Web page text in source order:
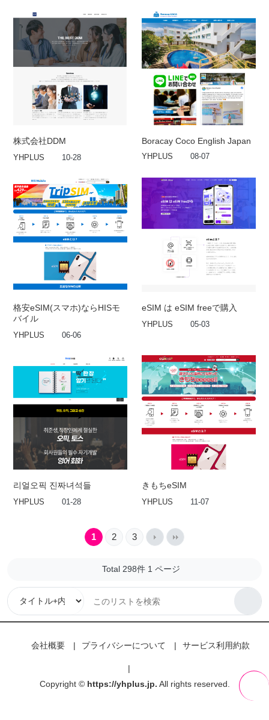
株式会社DDM
YHPLUS 10-28
Boracay Coco English Japan
YHPLUS 08-07
格安eSIM(スマホ)ならHISモ
バイル
YHPLUS 06-06
eSIM は eSIM freeで購入
YHPLUS 05-03
리얼오픽 진짜녀석들
YHPLUS 01-28
きもちeSIM
YHPLUS 11-07
1 2 3
Total 298件1 ページ
会社概要 プライバシーについて サービス利用約款
Copyright © https://yhplus.jp. All rights reserved.